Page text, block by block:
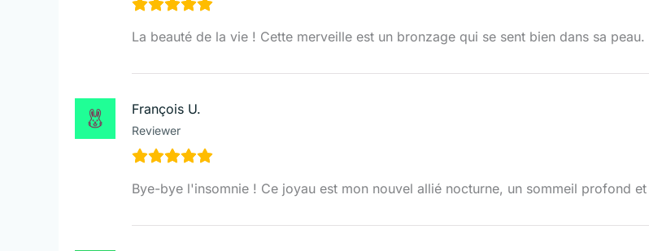
La beauté de la vie ! Cette merveille est un bronzage qui se sent bien dans sa
François U.
Reviewer
Bye-bye l'insomnie ! Ce joyau est mon nouvel allié nocturne, un sommeil profond